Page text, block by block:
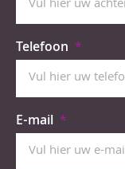
Telefoon
E-mail